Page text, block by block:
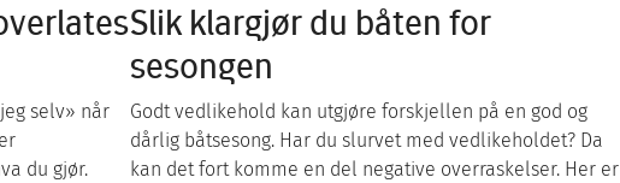
selv» når
du gjør.
Slik klargjør du båten for
sesongen
Godt vedlikehold kan utgjøre forskjellen på en god og
dårlig båtsesong. Har du slurvet med vedlikeholdet? Da
kan det fort komme en del negative overraskelser. Her er